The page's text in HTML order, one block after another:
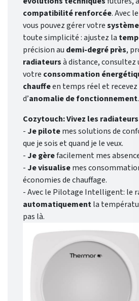
compatibilité renforcée. Avec le
vous pouvez gérer votre
toute simplicité : ajustez la
précision au demi-degré près,
radiateursà distance,
votre consommation
chauffeen temps réel et recevez
d’anomalie de fonctionnement.
Cozytouch: Vivez les
- Je pilotemes solutions de
que je sois et quand je le veux.
- Je gèrefacilement mes
- Je visualisemes
économies de chauffage.
- Avec le Pilotage Intelligent: le
automatiquementla
pas là.